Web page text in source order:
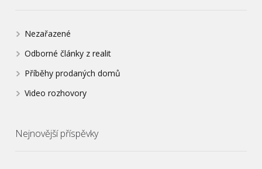
Nezařazené
Odborné články z realit
Příběhy prodaných domů
Video rozhovory
Nejnovější příspěvky